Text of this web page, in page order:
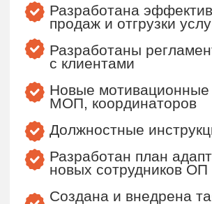
Организована система работы с
подрядчиками
Разработаны коммерческие
предложения,
медиакиты, презентации
база, внедрена модель
формирования базы постоянных
клиентов
Выведены новые продукты:
тайный покупатель, аренда
промоутеров, проведение
опросов, проведение BTL-
мероприятий
управления продажами